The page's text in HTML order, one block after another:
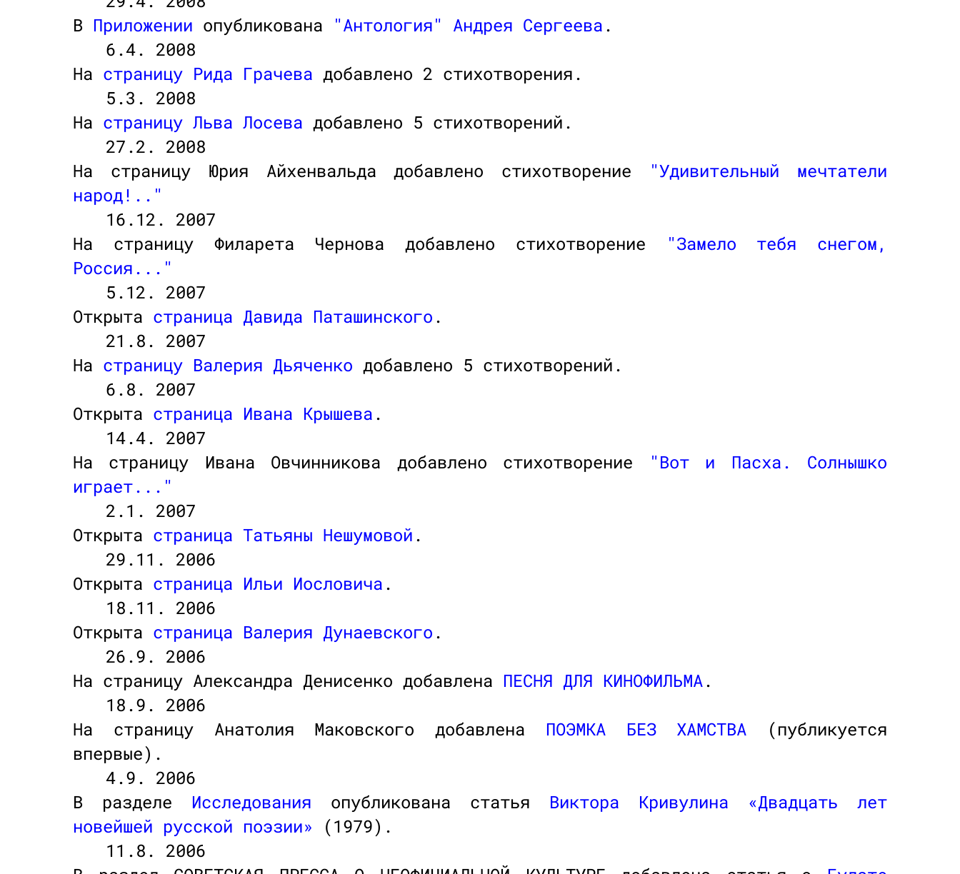
В Приложении опубликована "Антология" Андрея Сергеева.
6.4. 2008
На страницу Рида Грачева добавлено 2 стихотворения.
5.3. 2008
На страницу Льва Лосева добавлено 5 стихотворений.
27.2. 2008
На страницу Юрия Айхенвальда добавлено стихотворение
"Удивительный мечтатели
народ!.."
16.12. 2007
На страницу Филарета Чернова добавлено стихотворение
"Замело тебя снегом,
Россия..."
5.12. 2007
Открыта страница Давида Паташинского.
21.8. 2007
На страницу Валерия Дьяченко добавлено 5 стихотворений.
6.8. 2007
Открыта страница Ивана Крышева.
14.4. 2007
На страницу Ивана Овчинникова добавлено стихотворение
"Вот и Пасха. Солнышко
играет..."
2.1. 2007
Открыта страница Татьяны Нешумовой.
29.11. 2006
Открыта страница Ильи Иословича.
18.11. 2006
Открыта страница Валерия Дунаевского.
26.9. 2006
На страницу Александра Денисенко добавлена ПЕСНЯ ДЛЯ КИНОФИЛЬМА.
18.9. 2006
На страницу Анатолия Маковского добавлена ПОЭМКА БЕЗ ХАМСТВА (публикуется
впервые).
4.9. 2006
В разделе Исследования опубликована статья Виктора Кривулина
«Двадцать лет
новейшей русской поэзии» (1979).
11.8. 2006